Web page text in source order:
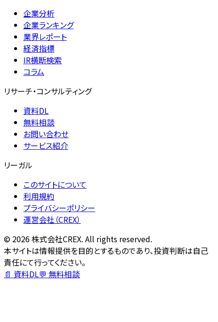
企業分析
企業ランキング
業界レポート
経済指標
IR横断検索
コラム
リサーチ・コンサルティング
資料DL
無料相談
お問い合わせ
サービス紹介
リーガル
このサイトについて
利用規約
プライバシーポリシー
運営会社（CREX）
© 2026株式会社CREX. All rights reserved.
本サイトは情報提供を目的とするものであり、投資判断は自己
責任にて行ってください。
📄 資料DL💬 無料相談